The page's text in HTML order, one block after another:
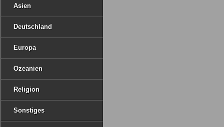
Asien
Deutschland
Europa
Ozeanien
Religion
Sonstiges